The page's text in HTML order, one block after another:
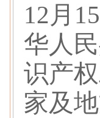
12 月 15
华人
识产
家及